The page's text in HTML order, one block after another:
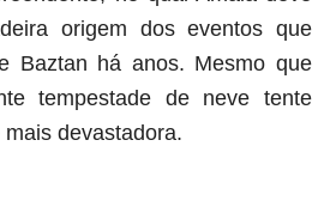
origem dos eventos que
Baztan há anos. Mesmo que
tempestade de neve tente
devastadora.